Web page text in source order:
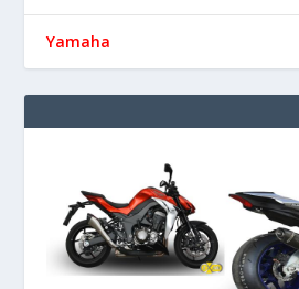
Yamaha